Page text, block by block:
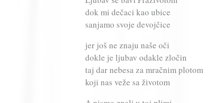
dok mi dečaci kao ubice
sanjamo svoje devojčice
jer još ne znaju naše oči
dokle je ljubav odakle zločin
taj dar nebesa za mračnim plotom
koji nas veže sa životom